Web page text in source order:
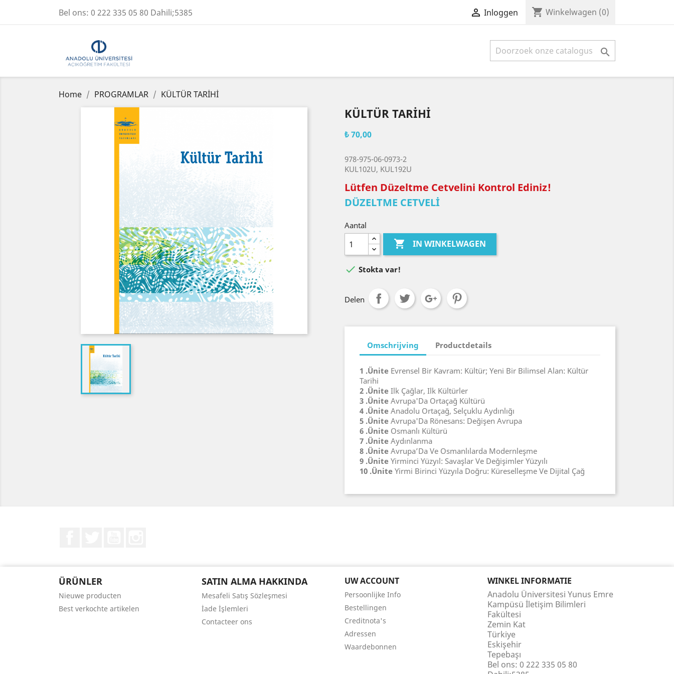
Bel ons: 0 222 335 05 80 Dahili;5385  Inloggen shopping_cart Winkelwagen (0)

Home PROGRAMLAR KÜLTÜR TARİHİ
KÜLTÜR TARİHİ
₺ 70,00
978-975-06-0973-2
KUL102U, KUL192U
Lütfen Düzeltme Cetvelini Kontrol Ediniz!
DÜZELTME CETVELİ
Aantal
 IN WINKELWAGEN
 Stokta var!
Delen
Omschrijving Productdetails
1 .Ünite Evrensel Bir Kavram: Kültür; Yeni Bir Bilimsel Alan: Kültür
Tarihi
2 .Ünite Ilk Çağlar, Ilk Kültürler
3 .Ünite Avrupa'Da Ortaçağ Kültürü
4 .Ünite Anadolu Ortaçağ, Selçuklu Aydınlığı
5 .Ünite Avrupa'Da Rönesans: Değişen Avrupa
6 .Ünite Osmanlı Kültürü
7 .Ünite Aydınlanma
8 .Ünite Avrupa’Da Ve Osmanlılarda Modernleşme
9 .Ünite Yirminci Yüzyıl: Savaşlar Ve Değişimler Yüzyılı
10 .Ünite Yirmi Birinci Yüzyıla Doğru: Küreselleşme Ve Dijital Çağ
ÜRÜNLER
Nieuwe producten
Best verkochte artikelen
SATIN ALMA HAKKINDA
Mesafeli Satış Sözleşmesi
İade İşlemleri
Contacteer ons
UW ACCOUNT
Persoonlijke Info
Bestellingen
Creditnota's
Adressen
Waardebonnen
WINKEL INFORMATIE
Anadolu Üniversitesi Yunus Emre
Kampüsü İletişim Bilimleri
Fakültesi
Zemin Kat
Türkiye
Eskişehir
Tepebaşı
Bel ons: 0 222 335 05 80